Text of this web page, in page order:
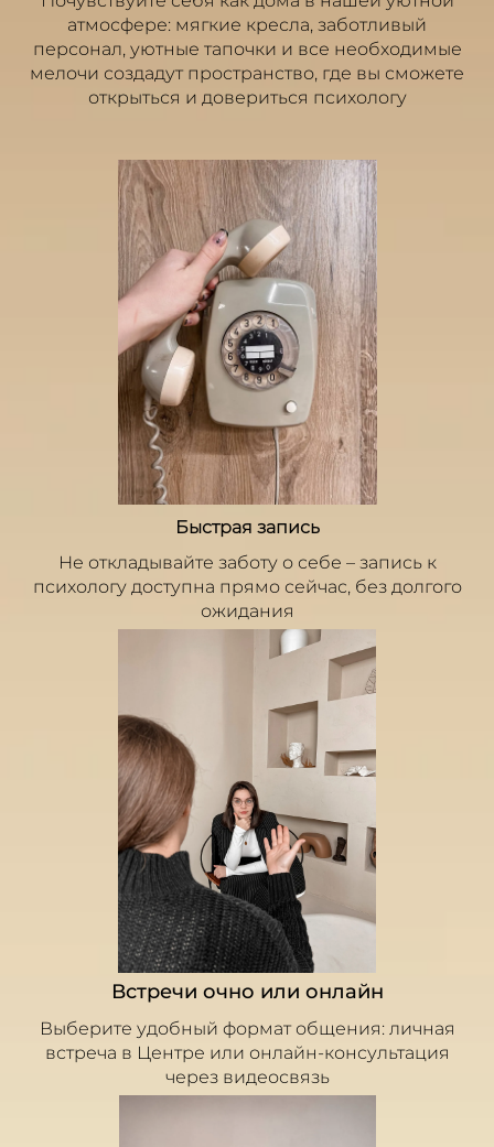
атмосфере: мягкие кресла, заботливый
персонал, уютные тапочки и все необходимые
мелочи создадут пространство, где вы сможете
открыться и довериться психологу
Быстрая запись
Не откладывайте заботу о себе – запись к
психологу доступна прямо сейчас, без долгого
ожидания
Встречи очно или онлайн
Выберите удобный формат общения: личная
встреча в Центре или онлайн-консультация
через видеосвязь